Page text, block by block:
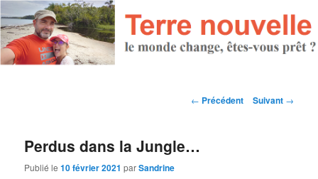
Navigation des articles
← Précédent Suivant →
Perdus dans la Jungle…
Publié le10 février 2021 parSandrine